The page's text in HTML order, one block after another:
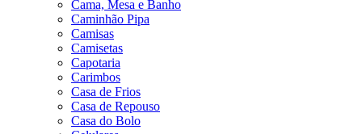
Cama, Mesa e Banho
Caminhão Pipa
Camisas
Camisetas
Capotaria
Carimbos
Casa de Frios
Casa de Repouso
Casa do Bolo